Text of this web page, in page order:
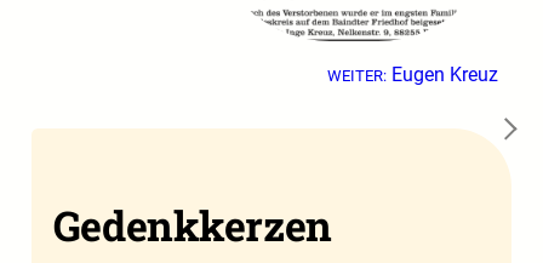
WEITER: Eugen Kreuz
→
Gedenkkerzen